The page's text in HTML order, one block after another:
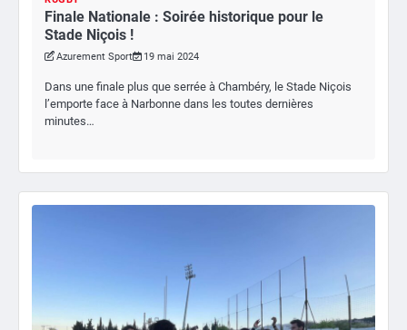
Finale Nationale : Soirée historique pour le
Stade Niçois !
Azurement Sport 19 mai 2024
Dans une finale plus que serrée à Chambéry, le Stade Niçois
l’emporte face à Narbonne dans les toutes dernières
minutes…